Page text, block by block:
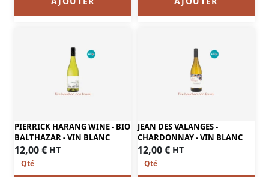
PIERRICK HARANG WINE - BIO
BALTHAZAR - VIN BLANC
12,00€ HT
JEAN DES VALANGES -
CHARDONNAY - VIN BLANC
12,00€ HT